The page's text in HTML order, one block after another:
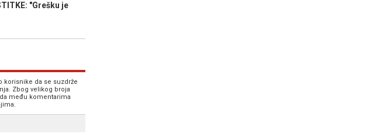
"Grešku je
korisnike da se suzdrže
Zbog velikog broja
među komentarima